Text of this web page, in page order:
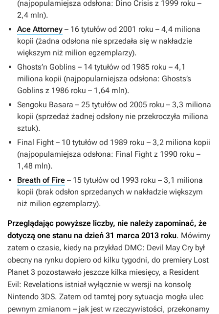
(najpopularniejsza odsłona: Dino Crisis z 1999 roku –
2,4 mln).
Ace Attorney – 16 tytułów od 2001 roku – 4,4 miliona
kopii (żadna odsłona nie sprzedała się w nakładzie
większym niż milion egzemplarzy).
Ghosts’n Goblins – 14 tytułów od 1985 roku – 4,1
miliona kopii (najpopularniejsza odsłona: Ghosts’s
Goblins z 1986 roku – 1,64 mln).
Sengoku Basara – 25 tytułów od 2005 roku – 3,3 miliona
kopii (sprzedaż żadnej odsłony nie przekroczyła miliona
sztuk).
Final Fight – 10 tytułów od 1989 roku – 3,2 miliona kopii
(najpopularniejsza odsłona: Final Fight z 1990 roku –
1,48 mln).
Breath of Fire – 15 tytułów od 1993 roku – 3,1 miliona
kopii (brak odsłon sprzedanych w nakładzie większym
niż milion egzemplarzy).
Przeglądając powyższe liczby, nie należy zapominać, że
dotyczą one stanu na dzień 31 marca 2013 roku. Mówimy
zatem o czasie, kiedy na przykład DMC: Devil May Cry był
obecny na rynku dopiero od kilku tygodni, do premiery Lost
Planet 3 pozostawało jeszcze kilka miesięcy, a Resident
Evil: Revelations istniał wyłącznie w wersji na konsolę
Nintendo 3DS. Zatem od tamtej pory sytuacja mogła ulec
pewnym zmianom – jak jest w rzeczywistości, przekonamy